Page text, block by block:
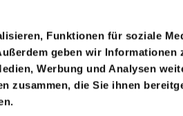
Funktionen für soziale
geben wir Informationen
Werbung und Analysen
zusammen, die Sie ihnen